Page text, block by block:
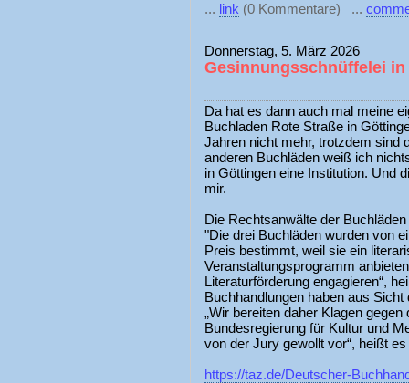
... link (0 Kommentare) ...
Donnerstag, 5. März 2026
Gesinnungsschnüffelei
Da hat es dann auch mal meine
Buchladen Rote Straße in
Jahren nicht mehr, trotzdem sind
anderen Buchläden weiß ich
in Göttingen eine Institution. Und
mir.
Die Rechtsanwälte der
"Die drei Buchläden wurden von
Preis bestimmt, weil sie ein
Veranstaltungsprogramm
Literaturförderung engagieren“,
Buchhandlungen haben aus
„Wir bereiten daher Klagen
Bundesregierung für Kultur und
von der Jury gewollt vor“, heißt es
https://taz.de/Deutscher-